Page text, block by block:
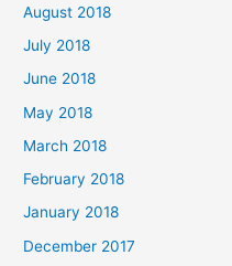
August 2018
July 2018
June 2018
May 2018
March 2018
February 2018
January 2018
December 2017